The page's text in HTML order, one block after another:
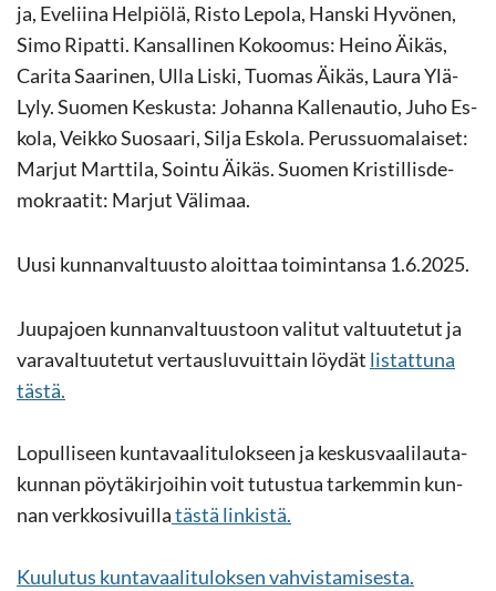
ja, Eve­lii­na Hel­piö­lä, Risto Le­po­la, Hans­ki Hy­vö­nen,
Simo Ri­pat­ti. Kan­sal­li­nen Ko­koo­mus: Heino Äikäs,
Ca­ri­ta Saa­ri­nen, Ulla Liski, Tuo­mas Äikäs, Laura Ylä-​
Lyly. Suo­men Kes­kus­ta: Jo­han­na Kal­le­nau­tio, Juho Es­
ko­la, Veik­ko Suo­saa­ri, Silja Es­ko­la. Pe­rus­suo­ma­lai­set:
Mar­jut Mart­ti­la, Soin­tu Äikäs. Suo­men Kris­til­lis­de­
mo­kraa­tit: Mar­jut Vä­li­maa.
Uusi kun­nan­val­tuus­to aloit­taa toi­min­tan­sa 1.6.2025.
Juu­pa­joen kun­nan­val­tuus­toon va­li­tut val­tuu­te­tut ja
va­ra­val­tuu­te­tut ver­taus­lu­vuit­tain löy­dät lis­tat­tu­na
tästä.
Lo­pul­li­seen kun­ta­vaa­li­tu­lok­seen ja kes­kus­vaa­li­lau­ta­
kun­nan pöy­tä­kir­joi­hin voit tu­tus­tua tar­kem­min kun­
nan verk­ko­si­vuil­latästä lin­kis­tä.
Kuu­lu­tus kun­ta­vaa­li­tu­lok­sen vah­vis­ta­mi­ses­ta.